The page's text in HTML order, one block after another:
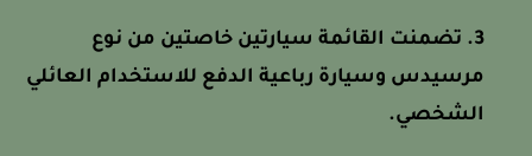
تضمنت القائمة سيارتين خاصتين من نوع
مرسيدس وسيارة رباعية الدفع للاستخدام العائلي
الشخصي.